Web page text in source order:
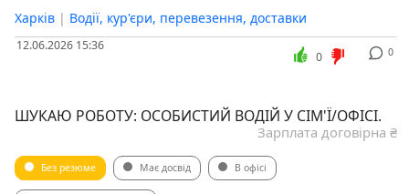
Харків | Водії, кур'єри, перевезення, доставки
12.06.2026 15:36 0
0
ШУКАЮ РОБОТУ: ОСОБИСТИЙ ВОДІЙ У СІМ'Ї/ОФІСІ.
Зарплата договірна ₴
Без резюме Має досвід В офісі